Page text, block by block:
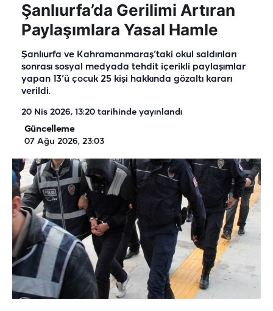
Şanlıurfa’da Gerilimi Artıran
Paylaşımlara Yasal Hamle
Şanlıurfa ve Kahramanmaraş’taki okul saldırıları
sonrası sosyal medyada tehdit içerikli paylaşımlar
yapan 13’ü çocuk 25 kişi hakkında gözaltı kararı
verildi.
20 Nis 2026, 13:20 tarihinde yayınlandı
Güncelleme
07 Ağu 2026, 23:03